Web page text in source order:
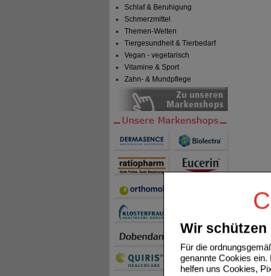
Wir schützen
Für die
genannte Cookies
helfen uns Cookies,
Schlaf & Beruhigung
Schmerzmittel
Themen-Welten
Tiergesundheit & Tierbedarf
Vegan - vegetarisch
Vitamine & Sport
Zahn- & Mundpflege